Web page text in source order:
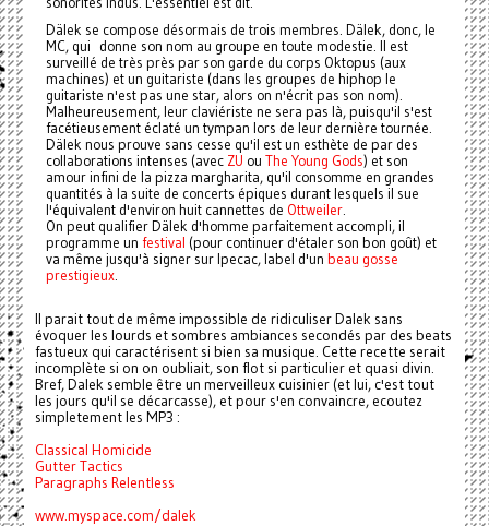
Dälek se compose désormais de trois membres. Dälek, donc, le
MC, qui donne son nom au groupe en toute modestie. Il est
surveillé de très près par son garde du corps Oktopus (aux
machines) et un guitariste (dans les groupes de hiphop le
guitariste n'est pas une star, alors on n'écrit pas son nom).
Malheureusement, leur claviériste ne sera pas là, puisqu'il s'est
facétieusement éclaté un tympan lors de leur dernière tournée.
Dälek nous prouve sans cesse qu'il est un esthète de par des
collaborations intenses (avec ZU ou The Young Gods) et son
amour infini de la pizza margharita, qu'il consomme en grandes
quantités à la suite de concerts épiques durant lesquels il sue
l'équivalent d'environ huit cannettes de Ottweiler.
On peut qualifier Dälek d'homme parfaitement accompli, il
programme un festival (pour continuer d'étaler son bon goût) et
va même jusqu'à signer sur Ipecac, label d'un beau gosse
prestigieux.
Il parait tout de même impossible de ridiculiser Dalek sans
évoquer les lourds et sombres ambiances secondés par des beats
fastueux qui caractérisent si bien sa musique. Cette recette serait
incomplète si on on oubliait, son flot si particulier et quasi divin.
Bref, Dalek semble être un merveilleux cuisinier (et lui, c'est tout
les jours qu'il se décarcasse), et pour s'en convaincre, ecoutez
simpletement les MP3 :
Classical Homicide
Gutter Tactics
Paragraphs Relentless
www.myspace.com/dalek